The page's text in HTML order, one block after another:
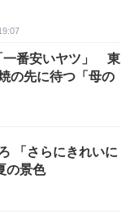
一番安いヤツ」 東
の先に待つ「母の
に
の景色